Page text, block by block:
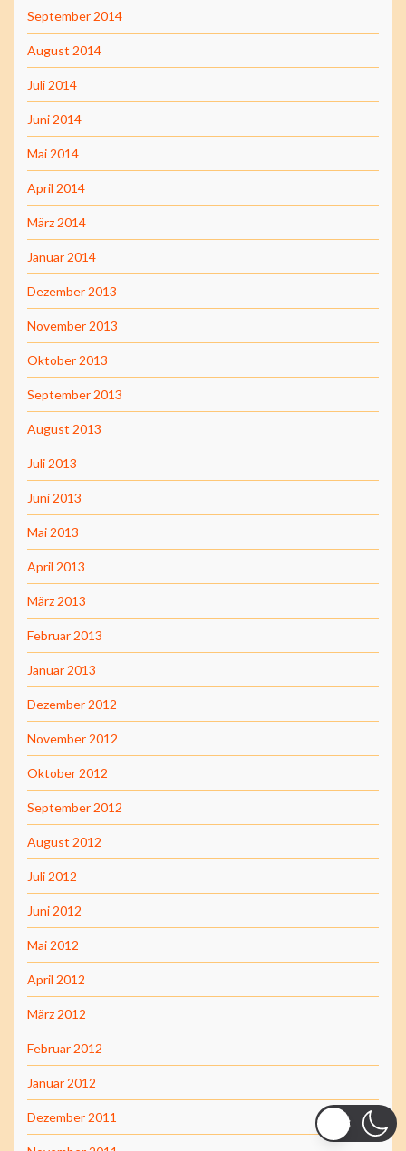
September 2014
August 2014
Juli 2014
Juni 2014
Mai 2014
April 2014
März 2014
Januar 2014
Dezember 2013
November 2013
Oktober 2013
September 2013
August 2013
Juli 2013
Juni 2013
Mai 2013
April 2013
März 2013
Februar 2013
Januar 2013
Dezember 2012
November 2012
Oktober 2012
September 2012
August 2012
Juli 2012
Juni 2012
Mai 2012
April 2012
März 2012
Februar 2012
Januar 2012
Dezember 2011